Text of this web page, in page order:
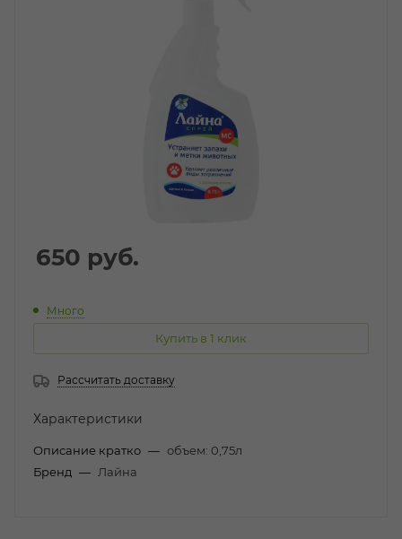
650 руб.
Много
Купить в 1 клик
Рассчитать доставку
Характеристики
Описание кратко — объем: 0,75л
Бренд — Лайна